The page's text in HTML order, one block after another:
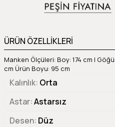
ÜRÜN ÖZELLİKLERİ
Manken Ölçüleri: Boy: 174 cm |
cm Ürün Boyu: 95 cm
Kalınlık Orta
Astar Astarsız
Desen Düz